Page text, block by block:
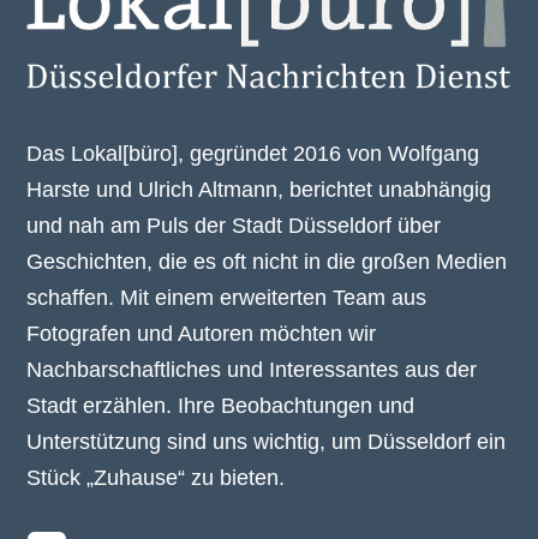
Das Lokal[büro], gegründet 2016 von Wolfgang
Harste und Ulrich Altmann, berichtet unabhängig
und nah am Puls der Stadt Düsseldorf über
Geschichten, die es oft nicht in die großen Medien
schaffen. Mit einem erweiterten Team aus
Fotografen und Autoren möchten wir
Nachbarschaftliches und Interessantes aus der
Stadt erzählen. Ihre Beobachtungen und
Unterstützung sind uns wichtig, um Düsseldorf ein
Stück „Zuhause“ zu bieten.